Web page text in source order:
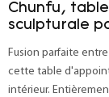
Chunfu,
sculpturale
Fusion parfaite
cette table
intérieur.